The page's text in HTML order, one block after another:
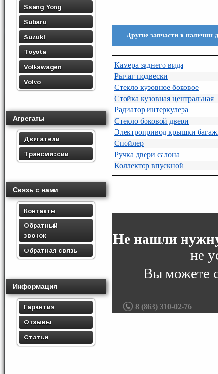
Ssang Yong
Subaru
Suzuki
Toyota
Volkswagen
Volvo
Агрегаты
Двигатели
Трансмиссии
Связь с нами
Контакты
Обратный
звонок
Обратная связь
Информация
Гарантия
Отзывы
Статьи
Другие запчасти в наличии
Камера заднего вида
Рычаг подвески
Стекло кузовное боковое
Стойка кузовная центральная
Радиатор интеркулера
Стекло боковой двери
Электропривод крышки
Спойлер
Ручка двери салона
Коллектор впускной
Не нашли
не
Вы можете
8 (863) 310-02-76